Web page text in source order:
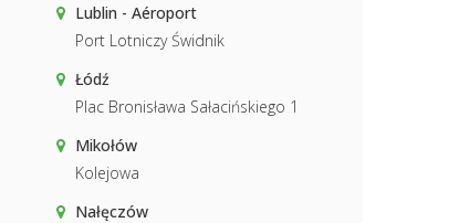
Lublin - Aéroport
Port Lotniczy Świdnik
Łódź
Plac Bronisława Sałacińskiego 1
Mikołów
Kolejowa
Nałęczów